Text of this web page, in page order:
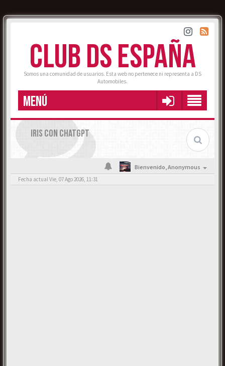
CLUB DS ESPAÑA
Somos una comunidad de usuarios. Esta web no pertenece ni representa a DS
Automobiles.
MENÚ
IRIS CON CHATGPT
Bienvenido,Anonymous
Fecha actual Vie, 07 Ago 2026, 11:31